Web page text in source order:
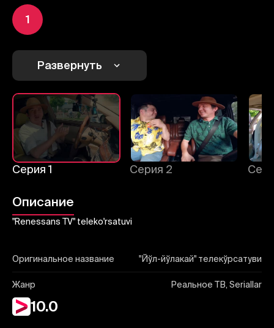
1
Развернуть
Серия 1 Серия 2
Описание
"Renessans TV" teleko'rsatuvi
Оригинальное название "Йўл-йўлакай" телекўрсатуви
Жанр Реальное ТВ, Seriallar
10.0
Отправить